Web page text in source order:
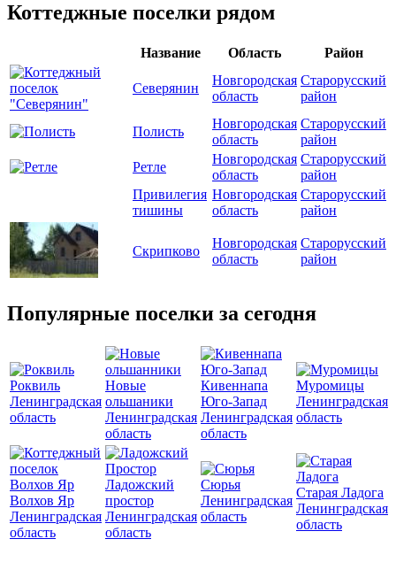
Коттеджные поселки рядом
Название Область Район
Северянин
Новгородская
область
Старорусский
район
Полисть
Новгородская
область
Старорусский
район
Ретле
Новгородская
область
Старорусский
район
Привилегия
тишины
Новгородская
область
Старорусский
район
Скрипково
Новгородская
область
Старорусский
район
Популярные поселки за сегодня
Роквиль
Ленинградская
область
Новые
ольшаники
Ленинградская
область
Кивеннапа
Юго-Запад
Ленинградская
область
Муромицы
Ленинградская
область
Волхов Яр
Ленинградская
область
Ладожский
простор
Ленинградская
область
Сюрья
Ленинградская
область
Старая Ладога
Ленинградская
область